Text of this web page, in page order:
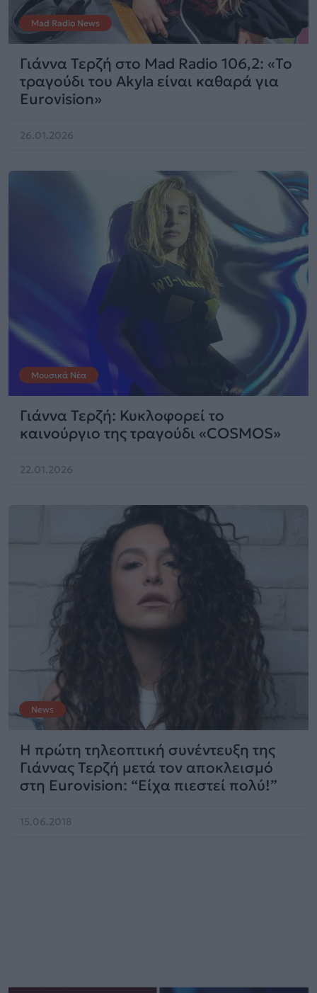
Mad Radio News
Γιάννα Τερζή στο Mad Radio 106,2: «Το
τραγούδι του Akyla είναι καθαρά για
Eurovision»
26.01.2026
Μουσικά Νέα
Γιάννα Τερζή: Κυκλοφορεί το
καινούργιο της τραγούδι «COSMOS»
22.01.2026
News
Η πρώτη τηλεοπτική συνέντευξη της
Γιάννας Τερζή μετά τον αποκλεισμό
στη Eurovision: “Είχα πιεστεί πολύ!”
15.06.2018